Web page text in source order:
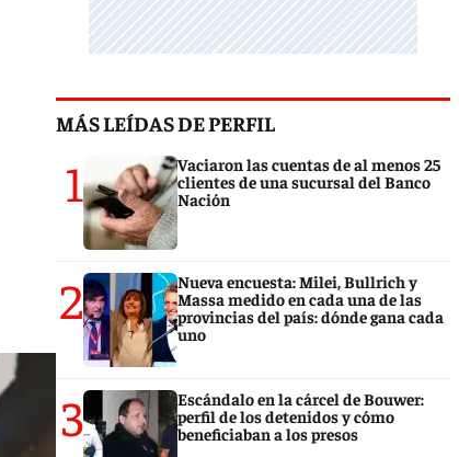
MÁS LEÍDAS DE PERFIL
1
Vaciaron las cuentas de al menos 25
clientes de una sucursal del Banco
Nación
2
Nueva encuesta: Milei, Bullrich y
Massa medido en cada una de las
provincias del país: dónde gana cada
uno
3
Escándalo en la cárcel de Bouwer:
perfil de los detenidos y cómo
beneficiaban a los presos